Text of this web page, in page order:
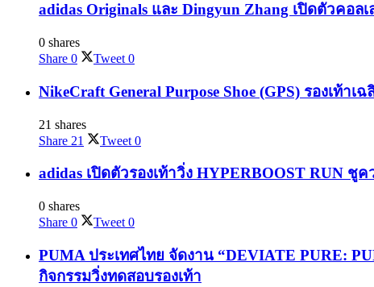
adidas Originals และ Dingyun Zhang เปิดตัวคอ
0 shares
Share 0 Tweet 0
NikeCraft General Purpose Shoe (GPS) รองเท้า
21 shares
Share 21 Tweet 0
adidas เปิดตัวรองเท้าวิ่ง HYPERBOOST RUN
0 shares
Share 0 Tweet 0
PUMA ประเทศไทย จัดงาน “DEVIATE PURE:
กิจกรรมวิ่งทดสอบรองเท้า